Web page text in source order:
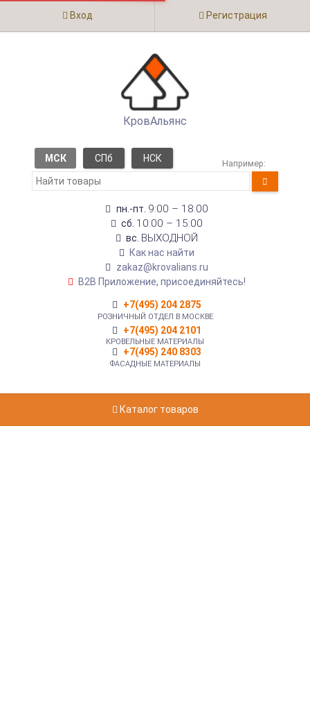
Вход Регистрация
КровАльянс
МСК СПб НСК Например:
пн.-пт. 9:00 – 18:00
сб. 10:00 – 15:00
вс. ВЫХОДНОЙ
Как нас найти
zakaz@krovalians.ru
B2B Приложение, присоединяйтесь!
+7(495) 204 2875
РОЗНИЧНЫЙ ОТДЕЛ В МОСКВЕ
+7(495) 204 2101
КРОВЕЛЬНЫЕ МАТЕРИАЛЫ
+7(495) 240 8303
ФАСАДНЫЕ МАТЕРИАЛЫ
Каталог товаров